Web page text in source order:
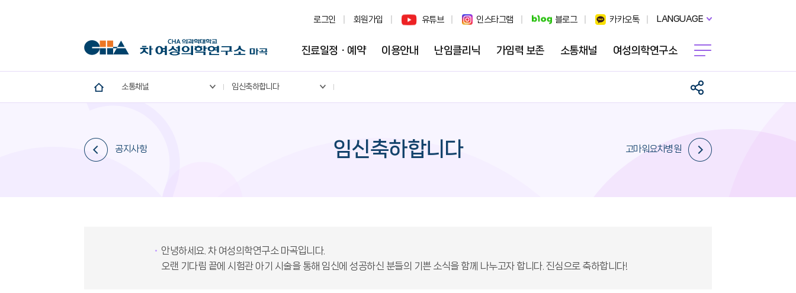
로그인 회원가입 유튜브 인스타그램 블로그 카카오톡 LANGUAGE
진료일정ㆍ예약 이용안내 난임클리닉 가임력 보존 소통채널 여성의학연구소
소통채널 임신축하합니다
공지사항 임신축하합니다 고마워요차병원
안녕하세요. 차 여성의학연구소 마곡입니다.
오랜 기다림 끝에 시험관 아기 시술을 통해 임신에 성공하신 분들의 기쁜 소식을 함께 나누고자 합니다. 진심으로 축하합니다!